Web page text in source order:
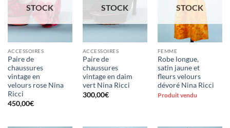
STOCK
ACCESSOIRES
Paire de
chaussures
vintage en
velours rose Nina
Ricci
450,00€
STOCK
ACCESSOIRES
Paire de
chaussures
vintage en daim
vert Nina Ricci
300,00€
STOCK
FEMME
Robe longue,
satin jaune et
fleurs velours
dévoré Nina Ricci
Produit vendu